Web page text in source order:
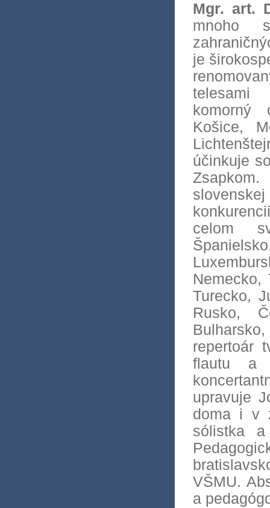
Mgr. art.
mnoho
je
telesami
komorný
Košice,
účinkuje
celom
Nemecko,
Turecko,
Rusko,
repertoár
flautu a
upravuje
doma i v
sólistka
VŠMU.
a